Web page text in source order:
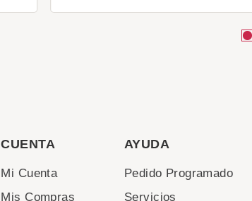
CUENTA
Mi Cuenta
Mis Compras
AYUDA
Pedido Programado
Servicios